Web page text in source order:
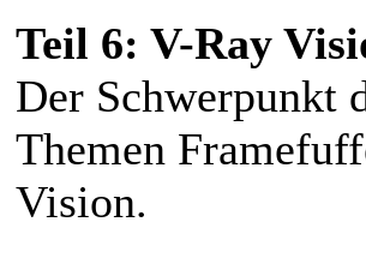
Teil 6: V-Ray
Der Schwerpunkt
Themen
Vision.